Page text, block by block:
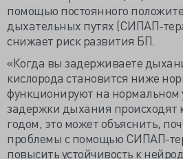
помощью постоянного
дыхательных путях (СИПАП-
снижает риск развития БП.
«Когда вы задерживаете
кислорода становится ниже
функционируют на нормальном
задержки дыхания происходят
годом, это может объяснить,
проблемы с помощью СИПАП-
повысить устойчивость к